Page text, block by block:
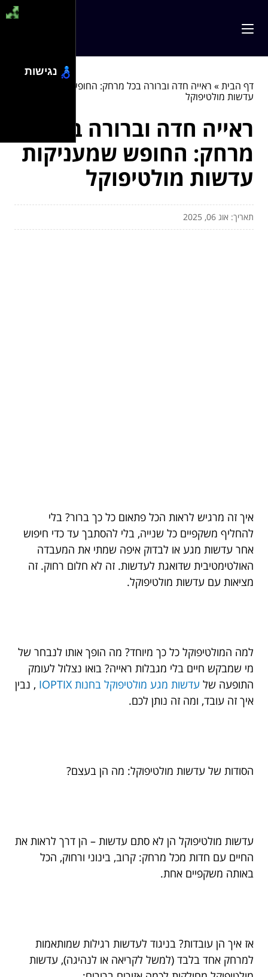
דף הבית» ראייה חדה וברורה בכל מרחק: החופש שמעניקות
עדשות מולטיפוקל
ראייה חדה וברורה בכל
מרחק: החופש שמעניקות
עדשות מולטיפוקל
תאריך: אוג 06, 2025
איך זה מרגיש לראות הכל פתאום כל כך ברור? בלי
להחליף משקפיים כל שנייה, בלי להסתבך עד כדי חיפוש
אחר עדשות מגע או לבדוק איפה שמתי את המעבדה
האולטימטיבית שדואגת לעדשות. זה לא חלום רחוק. זה
מציאות עם עדשות מולטיפוקל.
למה המולטיפוקל כל כך מיוחד? מה הופך אותו לנבחר של
מי שמבקש חיים בלי מגבלות ראייה? בואו נצלול לעומק
התופעה של עדשות מגע מולטיפוקל בחנות IOPTIX
, נבין
איך זה עובד, ומה זה נותן לכם.
הסודות של עדשות מולטיפוקל: מה הן בעצם?
עדשות מולטיפוקל הן לא סתם עדשות – הן דרך לראות את
החיים עם חדות מכל מרחק: קרוב, בינוני ורחוק, הכל
באותה משקפיים אחת.
אז איך הן עובדות? בניגוד לעדשות רגילות שמותאמות
למרחק אחד בלבד (למשל לקריאה או לנהיגה), עדשות
נגישות